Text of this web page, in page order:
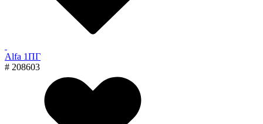
Alfa 1ПГ
# 208603